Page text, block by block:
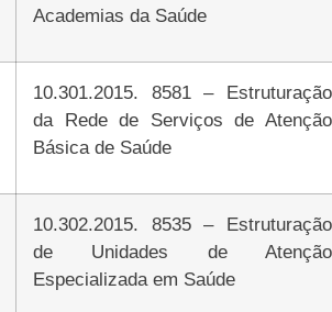
Academias da Saúde
10.301.2015. 8581 – Estruturação
da Rede de Serviços de Atenção
Básica de Saúde
10.302.2015. 8535 – Estruturação
de Unidades de Atenção
Especializada em Saúde